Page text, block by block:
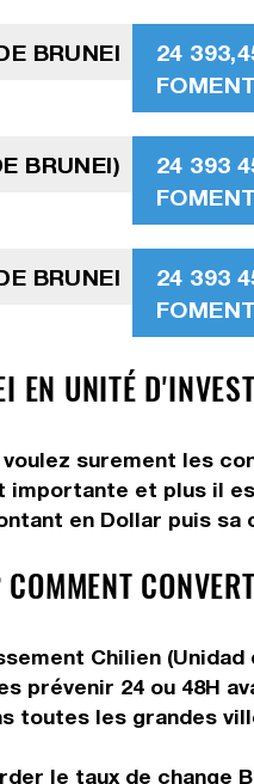
BRUNEI
24
BRUNEI)
24 393
BRUNEI
24 393
EN UNITÉ
voulez surement les
et plus il
en Dollar puis
Chilien
prévenir 24 ou 48H
toutes les grandes
le taux de change